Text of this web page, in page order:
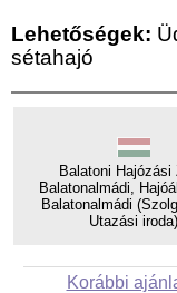
Lehetőségek:
sétahajó
Balatoni Hajózási
Balatonalmádi,
Balatonalmádi
Utazási iroda)
Korábbi